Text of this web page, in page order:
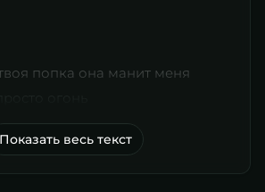
попка она манит меня
Показать весь текст